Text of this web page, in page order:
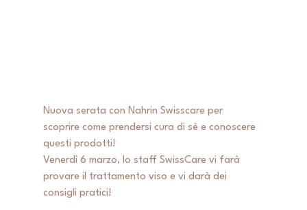
Nuova serata con Nahrin Swisscare per
scoprire come prendersi cura di sè e conoscere
questi prodotti!
Venerdì 6 marzo, lo staff SwissCare vi farà
provare il trattamento viso e vi darà dei
consigli pratici!